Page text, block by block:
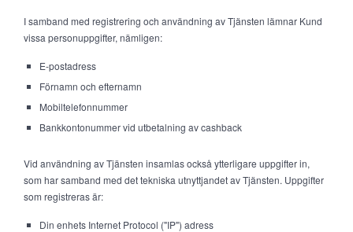
I samband med registrering och användning av Tjänsten lämnar Kund
vissa personuppgifter, nämligen:
E-postadress
Förnamn och efternamn
Mobiltelefonnummer
Bankkontonummer vid utbetalning av cashback
Vid användning av Tjänsten insamlas också ytterligare uppgifter in,
som har samband med det tekniska utnyttjandet av Tjänsten. Uppgifter
som registreras är:
Din enhets Internet Protocol ("IP") adress